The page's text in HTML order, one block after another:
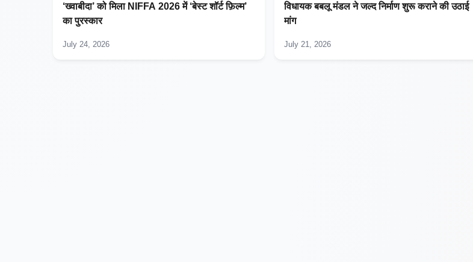
‘ख्वाबीदा’ को मिला NIFFA 2026 में ‘बेस्ट शॉर्ट फ़िल्म’
का पुरस्कार
July 24, 2026
विधायक बबलू मंडल ने जल्द निर्माण शुरू कराने की उठाई
मांग
July 21, 2026